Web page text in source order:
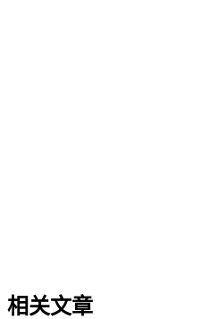
相关文章